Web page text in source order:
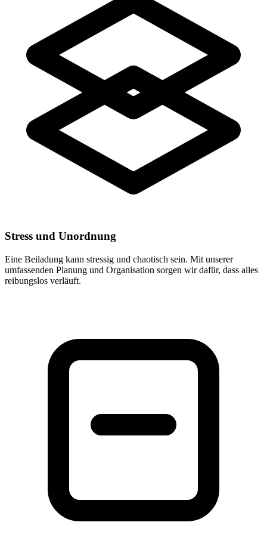
Stress und Unordnung
Eine Beiladung kann stressig und chaotisch sein. Mit unserer
umfassenden Planung und Organisation sorgen wir dafür, dass alles
reibungslos verläuft.